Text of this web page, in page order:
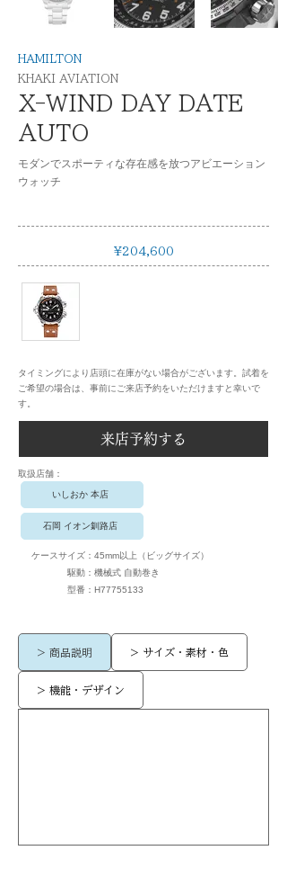
HAMILTON
KHAKI AVIATION
X-WIND DAY DATE
AUTO
モダンでスポーティな存在感を放つアビエーション
ウォッチ
¥204,600
タイミングにより店頭に在庫がない場合がございます。試着を
ご希望の場合は、事前にご来店予約をいただけますと幸いで
す。
来店予約する
​取扱店舗：
いしおか 本店
石岡 イオン釧路店
ケースサイズ： 45mm以上（ビッグサイズ）
駆動： 機械式 自動巻き
​型番： H77755133
> 商品説明 > サイズ・素材・色
> 機能・デザイン